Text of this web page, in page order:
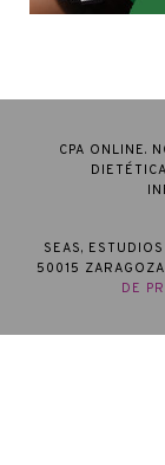
CPA ONLINE.
SEAS,
50015
DE